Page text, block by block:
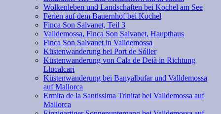
Wolkenleben und Landschaften bei Kochel am See
Ferien auf dem Bauernhof bei Kochel
Finca Son Salvanet, Teil 3
Valldemossa, Finca Son Salvanet, Haupthaus
Finca Son Salvanet in Valldemossa
Küstenwanderung bei Port de Sóller
Küstenwanderung von Cala de Deià in Richtung
Llucalcari
Küstenwanderung bei Banyalbufar und Valldemossa
auf Mallorca
Ermita de la Santissima Trinitat bei Valldemossa auf
Mallorca